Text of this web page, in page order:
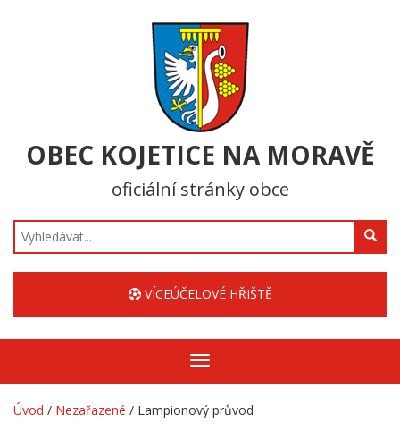
OBEC KOJETICE NA MORAVĚ
oficiální stránky obce
Hledat
VÍCEÚČELOVÉ HŘIŠTĚ
Zobrazit/skrýt
navigaci
Úvod / Nezařazené / Lampionový průvod